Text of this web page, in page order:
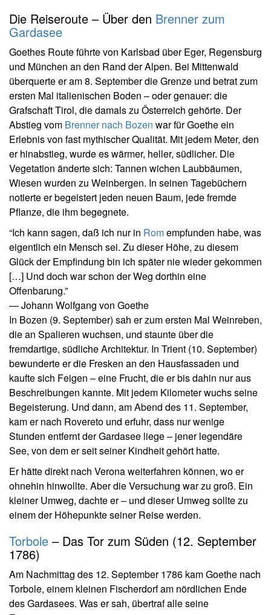
Die Reiseroute – Über den Brenner zum
Gardasee
Goethes Route führte von Karlsbad über Eger, Regensburg
und München an den Rand der Alpen. Bei Mittenwald
überquerte er am 8. September die Grenze und betrat zum
ersten Mal italienischen Boden – oder genauer: die
Grafschaft Tirol, die damals zu Österreich gehörte. Der
Abstieg vom Brenner nach Bozen war für Goethe ein
Erlebnis von fast mythischer Qualität. Mit jedem Meter, den
er hinabstieg, wurde es wärmer, heller, südlicher. Die
Vegetation änderte sich: Tannen wichen Laubbäumen,
Wiesen wurden zu Weinbergen. In seinen Tagebüchern
notierte er begeistert jeden neuen Baum, jede fremde
Pflanze, die ihm begegnete.
“Ich kann sagen, daß ich nur in Romempfunden habe, was
eigentlich ein Mensch sei. Zu dieser Höhe, zu diesem
Glück der Empfindung bin ich später nie wieder gekommen
[…] Und doch war schon der Weg dorthin eine
Offenbarung.”
— Johann Wolfgang von Goethe
In Bozen (9. September) sah er zum ersten Mal Weinreben,
die an Spalieren wuchsen, und staunte über die
fremdartige, südliche Architektur. In Trient (10. September)
bewunderte er die Fresken an den Hausfassaden und
kaufte sich Feigen – eine Frucht, die er bis dahin nur aus
Beschreibungen kannte. Mit jedem Kilometer wuchs seine
Begeisterung. Und dann, am Abend des 11. September,
kam er nach Rovereto und erfuhr, dass nur wenige
Stunden entfernt der Gardasee liege – jener legendäre
See, von dem er seit seiner Kindheit gehört hatte.
Er hätte direkt nach Verona weiterfahren können, wo er
ohnehin hinwollte. Aber die Versuchung war zu groß. Ein
kleiner Umweg, dachte er – und dieser Umweg sollte zu
einem der Höhepunkte seiner Reise werden.
Torbole – Das Tor zum Süden (12. September
1786)
Am Nachmittag des 12. September 1786 kam Goethe nach
Torbole, einem kleinen Fischerdorf am nördlichen Ende
des Gardasees. Was er sah, übertraf alle seine